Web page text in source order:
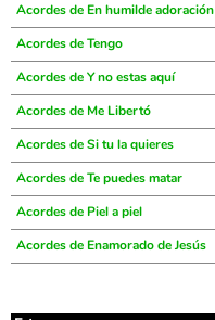
Acordes de En humilde adoración
Acordes de Tengo
Acordes de Y no estas aquí
Acordes de Me Libertó
Acordes de Si tu la quieres
Acordes de Te puedes matar
Acordes de Piel a piel
Acordes de Enamorado de Jesús